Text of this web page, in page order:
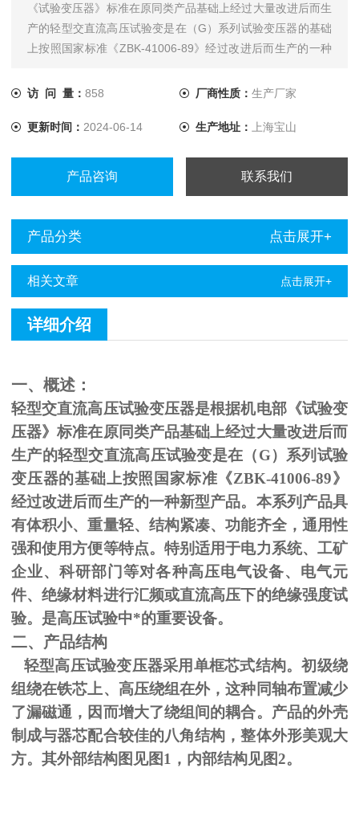
《试验变压器》标准在原同类产品基础上经过大量改进后而生
产的轻型交直流高压试验变是在（G）系列试验变压器的基础
上按照国家标准《ZBK-41006-89》经过改进后而生产的一种
访 问 量： 858 厂商性质： 生产厂家
更新时间： 2024-06-14 生产地址： 上海宝山
产品咨询 联系我们
产品分类 点击展开+
相关文章 点击展开+
详细介绍
一、概述：
轻型交直流高压试验变压器是根据机电部《试验变
压器》标准在原同类产品基础上经过大量改进后而
生产的轻型交直流高压试验变是在（G）系列试验
变压器的基础上按照国家标准《ZBK-41006-89》
经过改进后而生产的一种新型产品。本系列产品具
有体积小、重量轻、结构紧凑、功能齐全，通用性
强和使用方便等特点。特别适用于电力系统、工矿
企业、科研部门等对各种高压电气设备、电气元
件、绝缘材料进行汇频或直流高压下的绝缘强度试
验。是高压试验中*的重要设备。
二、产品结构
轻型高压试验变压器采用单框芯式结构。初级绕
组绕在铁芯上、高压绕组在外，这种同轴布置减少
了漏磁通，因而增大了绕组间的耦合。产品的外壳
制成与器芯配合较佳的八角结构，整体外形美观大
方。其外部结构图见图1 ，内部结构见图2。